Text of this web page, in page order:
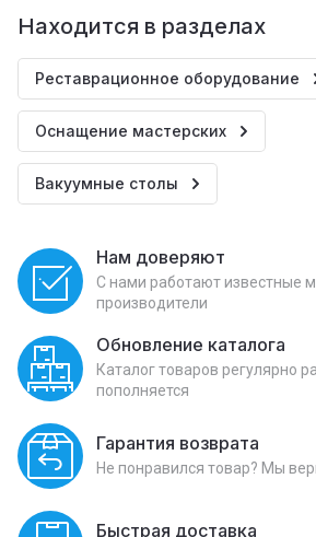
Находится в разделах
Реставрационное оборудование
Оснащение мастерских
Вакуумные столы
Нам доверяют
С нами работают известные
производители
Обновление каталога
Каталог товаров регулярно
пополняется
Гарантия возврата
Не понравился товар? Мы
Быстрая доставка